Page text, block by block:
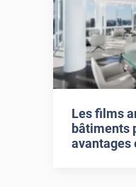
Les films
bâtiments
avantages